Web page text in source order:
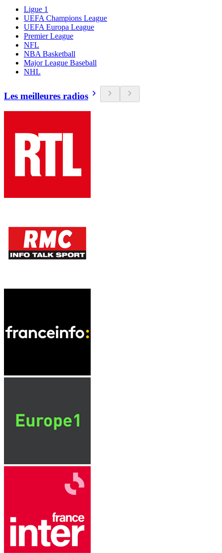
Ligue 1
UEFA Champions League
UEFA Europa League
Premier League
NFL
NBA Basketball
Major League Baseball
NHL
Les meilleures radios